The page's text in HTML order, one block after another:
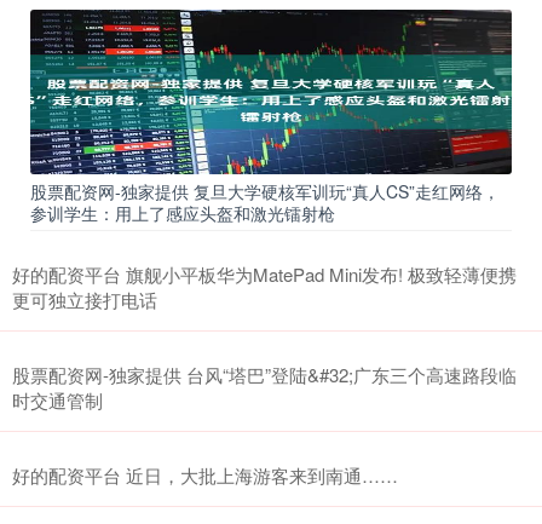
股票配资网-独家提供 复旦大学硬核军训玩“真人CS”走红网络，
参训学生：用上了感应头盔和激光镭射枪
好的配资平台 旗舰小平板华为MatePad Mini发布! 极致轻薄便携
更可独立接打电话
股票配资网-独家提供 台风“塔巴”登陆&#32;广东三个高速路段临
时交通管制
好的配资平台 近日，大批上海游客来到南通……